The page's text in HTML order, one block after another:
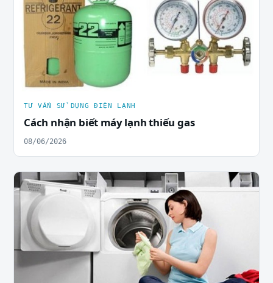
TƯ VẤN SỬ DỤNG ĐIỆN LẠNH
Cách nhận biết máy lạnh thiếu gas
08/06/2026